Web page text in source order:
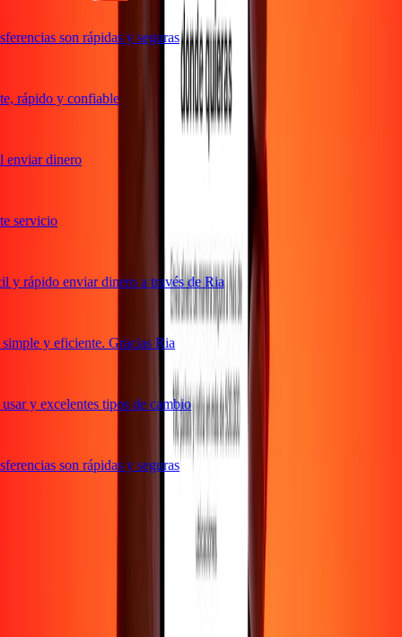
son rápidas y seguras
rápido y confiable
dinero
servicio
rápido enviar dinero a través de Ria
y eficiente. Gracias Ria
y excelentes tipos de cambio
son rápidas y seguras